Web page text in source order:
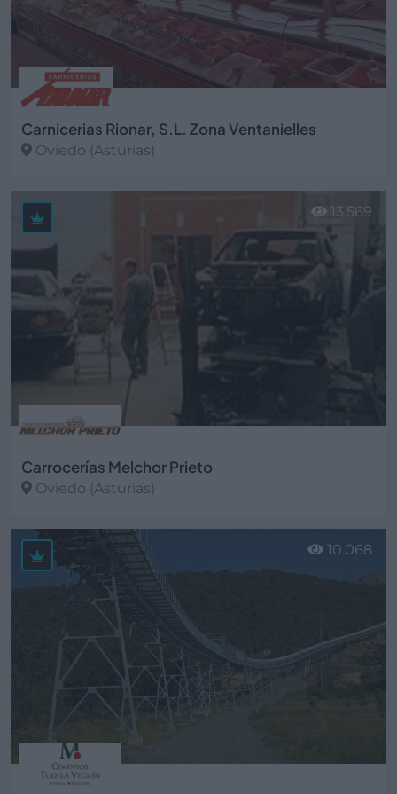
Carnicerias Rionar, S.L. Zona Ventanielles
Oviedo (Asturias)
Carrocerías Melchor Prieto
Oviedo (Asturias)
Ver más
13.569
10.068